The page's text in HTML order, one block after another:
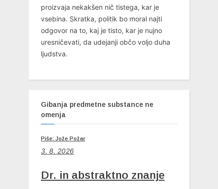
proizvaja nekakšen nič tistega, kar je
vsebina. Skratka, politik bo moral najti
odgovor na to, kaj je tisto, kar je nujno
uresničevati, da udejanji občo voljo duha
ljudstva.
Gibanja predmetne substance ne
omenja
Piše: Jože Požar
3. 8. 2026
Dr. in abstraktno znanje